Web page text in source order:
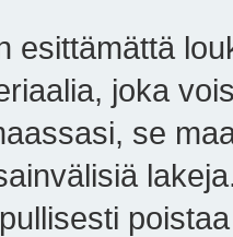
esittämättä
joka
se